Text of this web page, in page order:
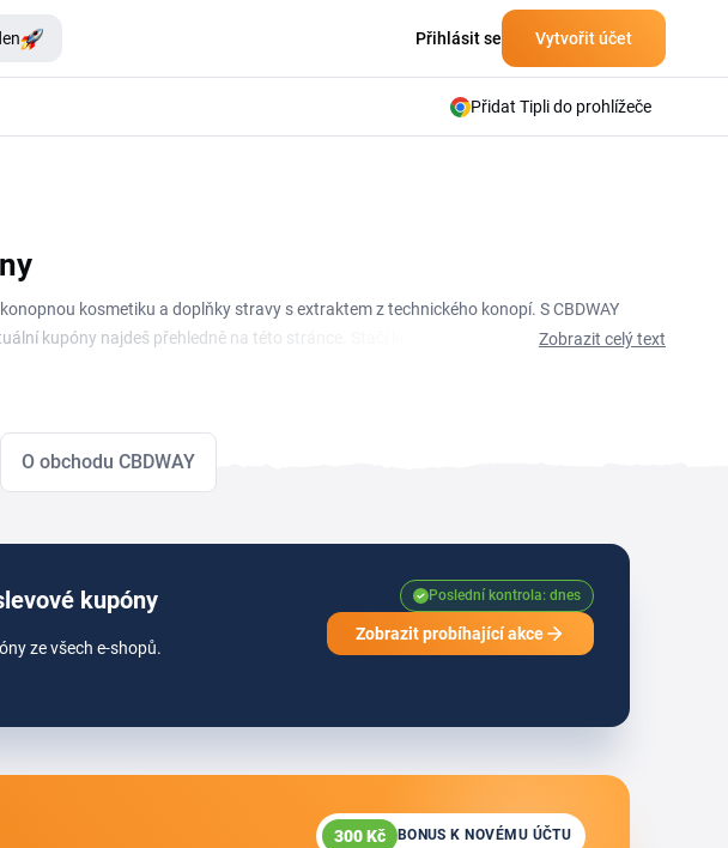
Přihlásit se Vytvořit účet
Přidat Tipli do prohlížeče
kosmetiku a doplňky stravy s extraktem z technického konopí. S CBDWAY
kupóny najdeš přehledně na této stránce. Stačí kód zkopírovat a vložit doZobrazit celý text
O obchodu CBDWAY
kupóny
ze všech e-shopů.
Poslední kontrola: dnes
Zobrazit probíhající akce
300 Kč BONUS K NOVÉMU ÚČTU